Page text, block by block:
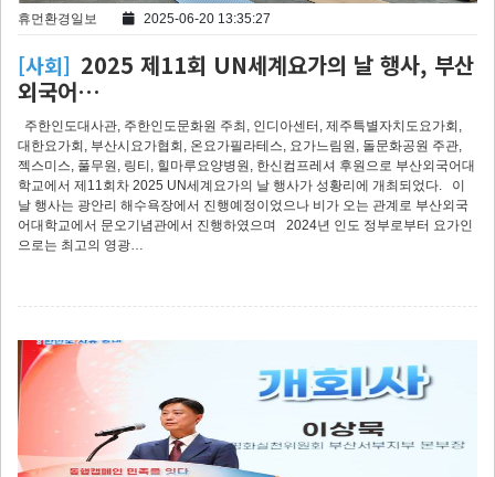
휴먼환경일보 2025-06-20 13:35:27
[사회] 2025 제11회 UN세계요가의 날 행사, 부산
외국어…
주한인도대사관, 주한인도문화원 주최, 인디아센터, 제주특별자치도요가회,
대한요가회, 부산시요가협회, 온요가필라테스, 요가느림원, 돌문화공원 주관,
젝스미스, 풀무원, 링티, 힐마루요양병원, 한신컴프레셔 후원으로 부산외국어대
학교에서 제11회차 2025 UN세계요가의 날 행사가 성황리에 개최되었다. 이
날 행사는 광안리 해수욕장에서 진행예정이었으나 비가 오는 관계로 부산외국
어대학교에서 문오기념관에서 진행하였으며 2024년 인도 정부로부터 요가인
으로는 최고의 영광…